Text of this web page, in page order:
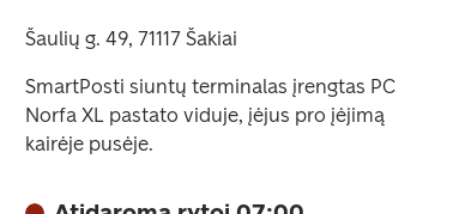
Šaulių g. 49, 71117 Šakiai
SmartPosti siuntų terminalas įrengtas PC
Norfa XL pastato viduje, įėjus pro įėjimą
kairėje pusėje.